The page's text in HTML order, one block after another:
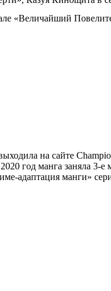
на сайте
год манга заняла 3-е
адаптация манги»